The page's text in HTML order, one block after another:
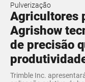
Pulverização
Agricultores
Agrishow
de precisão
Trimble Inc.